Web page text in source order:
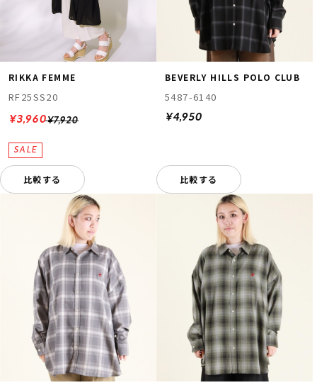
RIKKA FEMME
RF25SS20
¥7,920
¥3,960
比較する
BEVERLY HILLS POLO CLUB
5487-6140
¥4,950
比較する